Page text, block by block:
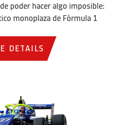
poder hacer algo imposible:
monoplaza de Fórmula 1
DETAILS